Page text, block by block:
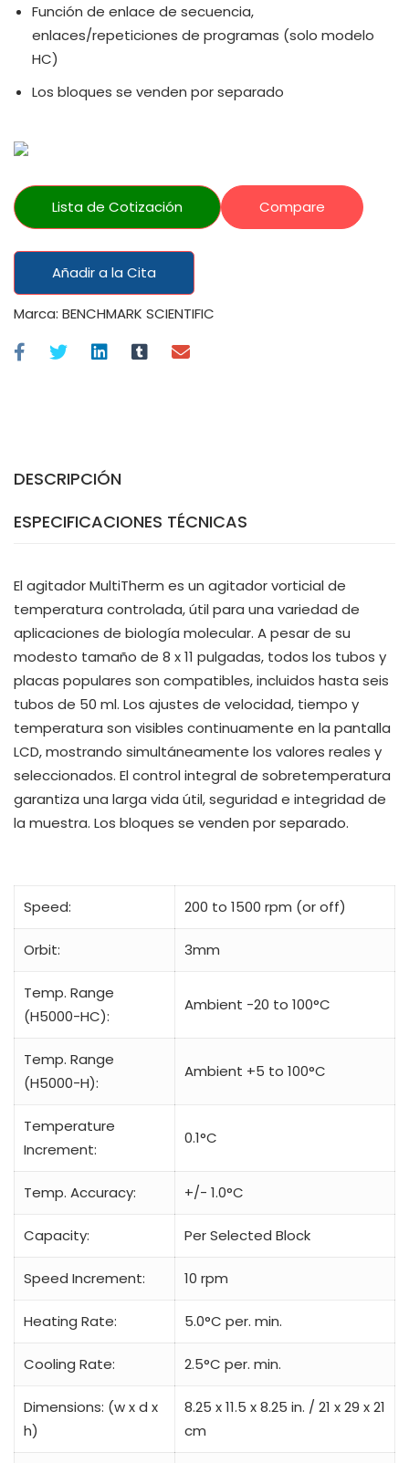
Función de enlace de secuencia,
enlaces/repeticiones de programas (solo modelo
HC)
Los bloques se venden por separado
Lista de Cotización Compare
Añadir a la Cita
Marca: BENCHMARK SCIENTIFIC
DESCRIPCIÓN
ESPECIFICACIONES TÉCNICAS
El agitador MultiTherm es un agitador vorticial de
temperatura controlada, útil para una variedad de
aplicaciones de biología molecular. A pesar de su
modesto tamaño de 8 x 11 pulgadas, todos los tubos y
placas populares son compatibles, incluidos hasta seis
tubos de 50 ml. Los ajustes de velocidad, tiempo y
temperatura son visibles continuamente en la pantalla
LCD, mostrando simultáneamente los valores reales y
seleccionados. El control integral de sobretemperatura
garantiza una larga vida útil, seguridad e integridad de
la muestra. Los bloques se venden por separado.
Speed: 200 to 1500 rpm (or off)
Orbit: 3mm
Temp. Range
(H5000-HC):
Ambient -20 to 100°C
Temp. Range
(H5000-H):
Ambient +5 to 100°C
Temperature
Increment:
0.1°C
Temp. Accuracy: +/- 1.0°C
Capacity: Per Selected Block
Speed Increment: 10 rpm
Heating Rate: 5.0°C per. min.
Cooling Rate: 2.5°C per. min.
Dimensions: (w x d x
h)
8.25 x 11.5 x 8.25 in. / 21 x 29 x 21
cm